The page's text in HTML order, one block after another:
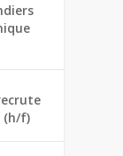
(h/f)